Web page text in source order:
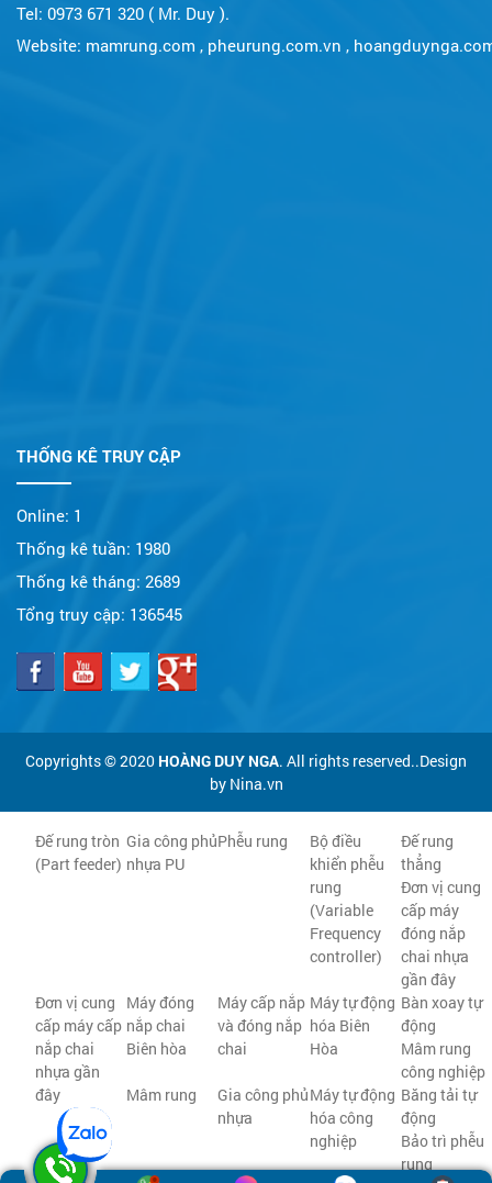
Tel: 0973 671 320 ( Mr. Duy ).
Website: mamrung.com , pheurung.com.vn ,
THỐNG KÊ TRUY CẬP
Online: 1
Thống kê tuần: 1980
Thống kê tháng: 2689
Tổng truy cập: 136545
Copyrights © 2020 HOÀNG DUY NGA. All rights reserved..Design
by Nina.vn
Đế rung tròn
(Part feeder)
Gia công phủ
nhựa PU
Phễu rung
Bộ điều
khiển phễu
rung
(Variable
Frequency
controller)
Đế rung
thẳng
Đơn vị cung
cấp máy
đóng nắp
chai nhựa
gần đây
Đơn vị cung
cấp máy cấp
nắp chai
nhựa gần
đây
Máy đóng
nắp chai
Biên hòa
Máy cấp nắp
và đóng nắp
chai
Máy tự động
hóa Biên
Hòa
Bàn xoay tự
động
Mâm rung
công nghiệp
Mâm rung
Gia công phủ
nhựa
Máy tự động
hóa công
nghiệp
Băng tải tự
động
Bảo trì phễu
rung